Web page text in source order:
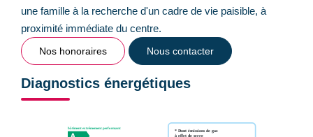
une famille à la recherche d'un cadre de vie paisible, à
proximité immédiate du centre.
Nos honoraires Nous contacter
Diagnostics énergétiques